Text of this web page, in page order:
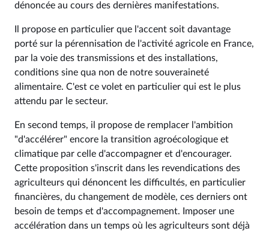
dénoncée au cours des dernières manifestations.
Il propose en particulier que l'accent soit davantage
porté sur la pérennisation de l'activité agricole en France,
par la voie des transmissions et des installations,
conditions sine qua non de notre souveraineté
alimentaire. C'est ce volet en particulier qui est le plus
attendu par le secteur.
En second temps, il propose de remplacer l'ambition
"d'accélérer" encore la transition agroécologique et
climatique par celle d'accompagner et d'encourager.
Cette proposition s'inscrit dans les revendications des
agriculteurs qui dénoncent les difficultés, en particulier
financières, du changement de modèle, ces derniers ont
besoin de temps et d'accompagnement. Imposer une
accélération dans un temps où les agriculteurs sont déjà